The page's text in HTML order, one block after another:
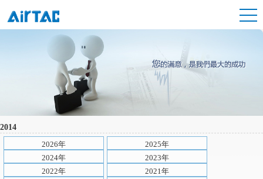
2014
2026年
2025年
2024年
2023年
2022年
2021年